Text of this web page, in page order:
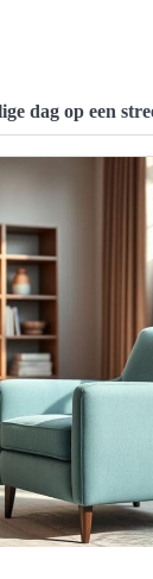
dag op een